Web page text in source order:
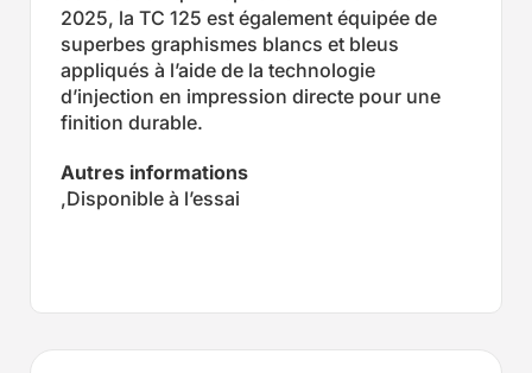
2025, la TC 125 est également équipée de
superbes graphismes blancs et bleus
appliqués à l’aide de la technologie
d’injection en impression directe pour une
finition durable.
Autres informations
,Disponible à l’essai